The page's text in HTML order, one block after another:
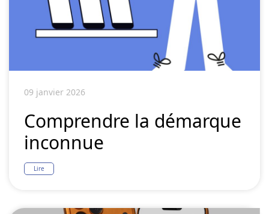
09 janvier 2026
Comprendre la démarque
inconnue
Lire